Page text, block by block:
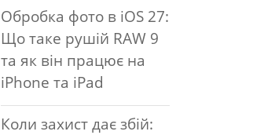
Обробка фото в iOS 27:
Що таке рушій RAW 9
та як він працює на
iPhone та iPad
Коли захист дає збій: